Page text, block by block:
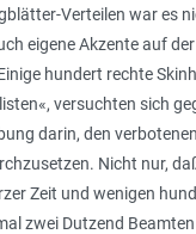
Verteilen war es
eigene Akzente auf
hundert rechte
versuchten sich
darin, den
Nicht nur,
Zeit und wenigen
zwei Dutzend